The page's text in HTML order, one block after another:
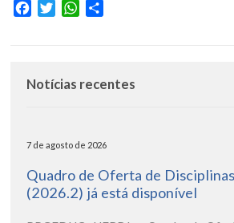
FacebookTwitterWhatsApp
Notícias recentes
7 de agosto de 2026
Quadro de Oferta de
(2026.2) já está disponível